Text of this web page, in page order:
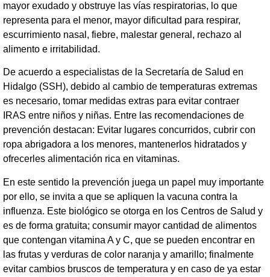
mayor exudado y obstruye las vías respiratorias, lo que
representa para el menor, mayor dificultad para respirar,
escurrimiento nasal, fiebre, malestar general, rechazo al
alimento e irritabilidad.
De acuerdo a especialistas de la Secretaría de Salud en
Hidalgo (SSH), debido al cambio de temperaturas extremas
es necesario, tomar medidas extras para evitar contraer
IRAS entre niños y niñas. Entre las recomendaciones de
prevención destacan: Evitar lugares concurridos, cubrir con
ropa abrigadora a los menores, mantenerlos hidratados y
ofrecerles alimentación rica en vitaminas.
En este sentido la prevención juega un papel muy importante
por ello, se invita a que se apliquen la vacuna contra la
influenza. Este biológico se otorga en los Centros de Salud y
es de forma gratuita; consumir mayor cantidad de alimentos
que contengan vitamina A y C, que se pueden encontrar en
las frutas y verduras de color naranja y amarillo; finalmente
evitar cambios bruscos de temperatura y en caso de ya estar